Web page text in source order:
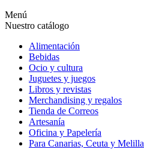
Menú
Nuestro catálogo
Alimentación
Bebidas
Ocio y cultura
Juguetes y juegos
Libros y revistas
Merchandising y regalos
Tienda de Correos
Artesanía
Oficina y Papelería
Para Canarias, Ceuta y Melilla